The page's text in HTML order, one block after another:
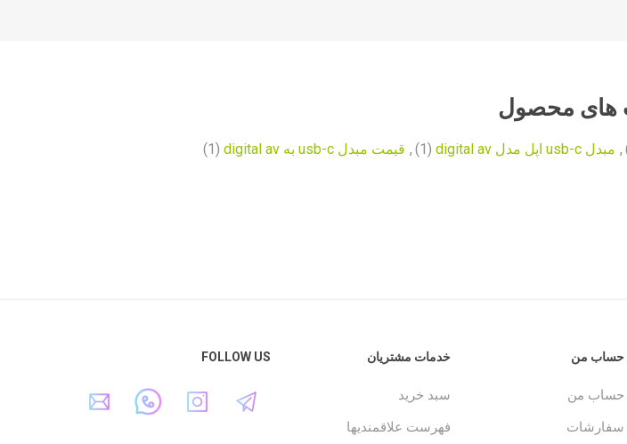
های محصول
, مبدل usb-c اپل مدل digital av (1)
, قیمت مبدل usb-c به digital av (1)
حساب من
حساب من
سفارشات
خدمات مشتریان
سبد خرید
فهرست علاقمندیها
FOLLOW US